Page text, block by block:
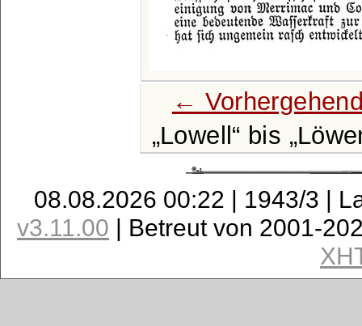
←
Lowell
bis
08.08.2026 00:22 | 1943/3 |
v3.11.00 | Betreut von 2001-